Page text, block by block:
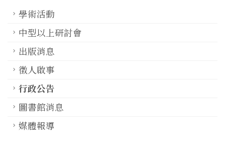
學術活動
中型以上研討會
出版消息
徵人啟事
行政公告
圖書館消息
媒體報導